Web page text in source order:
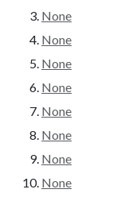
None
None
None
None
None
None
None
None